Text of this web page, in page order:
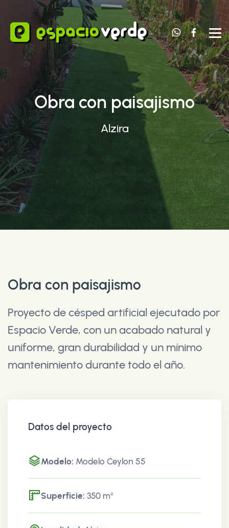
Contacta
Obra con paisajismo
Alzira
Obra con paisajismo
Proyecto de césped artificial ejecutado por
Espacio Verde, con un acabado natural y
uniforme, gran durabilidad y un mínimo
mantenimiento durante todo el año.
Datos del proyecto
Modelo: Modelo Ceylon 55
Superficie: 350 m²